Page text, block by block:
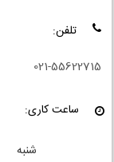
تلفن:
021-55622715
ساعت کاری:
شنبه